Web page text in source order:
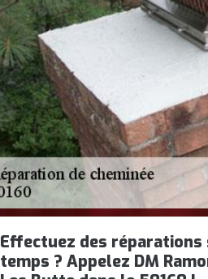
Effectuez des réparations
temps ? Appelez DM